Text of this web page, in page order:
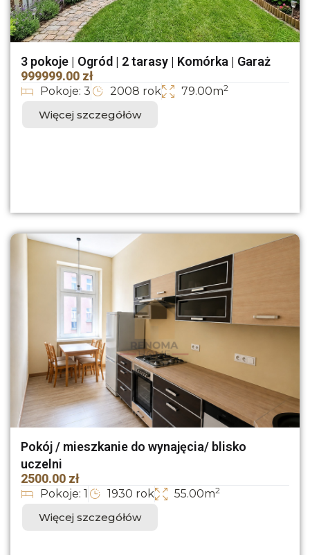
3 pokoje | Ogród | 2 tarasy | Komórka | Garaż
999999.00 zł
Pokoje: 3 2008 rok 79.00m2
Więcej szczegółów
Pokój / mieszkanie do wynajęcia/ blisko
uczelni
2500.00 zł
Pokoje: 1 1930 rok 55.00m2
Więcej szczegółów